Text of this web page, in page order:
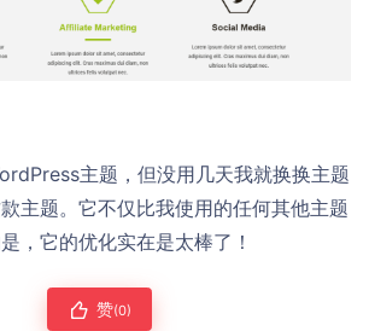
主题，但没用几天我就换换主题
主题。它不仅比我使用的任何其他主题
，它的优化实在是太棒了！
赞(0)